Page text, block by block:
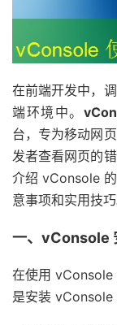
在前端开发中，
端环境中。
台，专为移动网
发者查看网页的
介绍 vConsole
意事项和实用技巧
一、vConsole
在使用 vConsole
是安装 vConsole